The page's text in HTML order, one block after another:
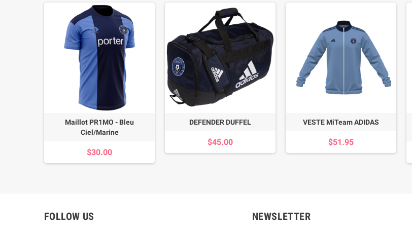
Maillot PR1MO - Bleu
Ciel/Marine
$30.00
DEFENDER DUFFEL
$45.00
VESTE MiTeam ADIDAS
$51.95
FOLLOW US NEWSLETTER